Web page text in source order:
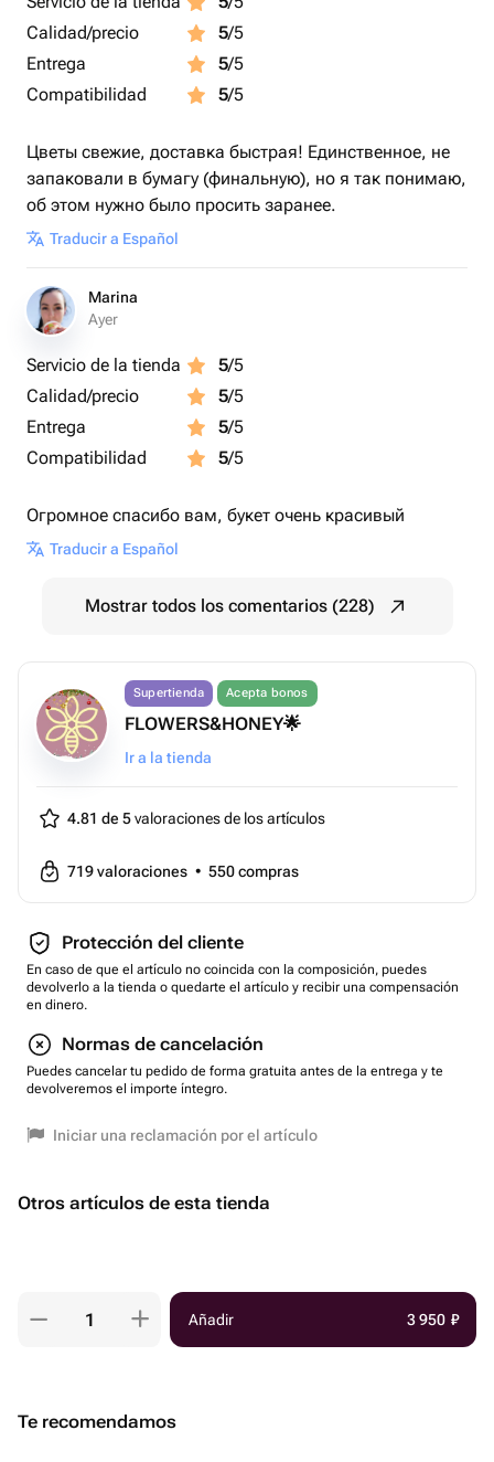
Calidad/precio
5/5
Entrega
5/5
Compatibilidad
5/5
Цветы свежие, доставка быстрая! Единственное, не
запаковали в бумагу (финальную), но я так понимаю,
об этом нужно было просить заранее.
Traducir a Español
Marina
Ayer
Servicio de la tienda 5/5
Calidad/precio
5/5
Entrega
5/5
Compatibilidad
5/5
Огромное спасибо вам, букет очень красивый
Traducir a Español
Mostrar todos los comentarios (228)
Supertienda Acepta bonos
FLOWERS&HONEY🌟
Ir a la tienda
4.81 de 5valoraciones de los artículos
719valoraciones • 550compras
Protección del cliente
En caso de que el artículo no coincida con la composición, puedes
devolverlo a la tienda o quedarte el artículo y recibir una compensación
en dinero.
Normas de cancelación
Puedes cancelar tu pedido de forma gratuita antes de la entrega y te
devolveremos el importe íntegro.
Iniciar una reclamación por el artículo
Otros artículos de esta tienda
Añadir 3 950 ₽
Te recomendamos